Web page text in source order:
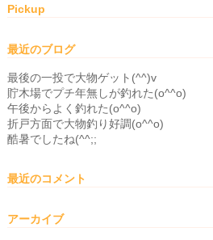
Pickup
最近のブログ
最後の一投で大物ゲット(^^)v
貯木場でプチ年無しが釣れた(o^^o)
午後からよく釣れた(o^^o)
折戸方面で大物釣り好調(o^^o)
酷暑でしたね(^^;;
最近のコメント
アーカイブ